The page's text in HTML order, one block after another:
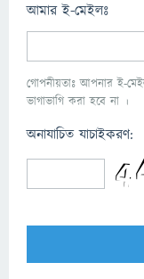
আমার ই-মেইলঃ
গোপনীয়তাঃ আপনার ই-
ভাগাভাগি করা হবে না ।
অনাযাচিত যাচাইকরণ: